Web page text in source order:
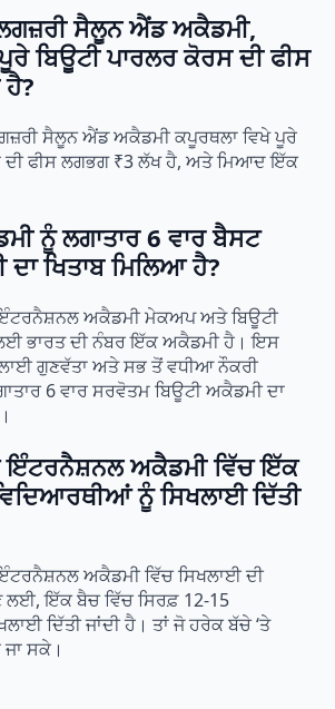
ਸੈਲੂਨ ਐਂਡ ਅਕੈਡਮੀ,
ਬਿਊਟੀ ਪਾਰਲਰ ਕੋਰਸ ਦੀ ਫੀਸ
ਸੈਲੂਨ ਐਂਡ ਅਕੈਡਮੀ ਕਪੂਰਥਲਾ ਵਿਖੇ ਪੂਰੇ
ਦੀ ਫੀਸ ਲਗਭਗ ₹3 ਲੱਖ ਹੈ, ਅਤੇ ਮਿਆਦ ਇੱਕ
ਨੂੰ ਲਗਾਤਾਰ 6 ਵਾਰ ਬੈਸਟ
ਖਿਤਾਬ ਮਿਲਿਆ ਹੈ?
ਅਕੈਡਮੀ ਮੇਕਅਪ ਅਤੇ ਬਿਊਟੀ
ਭਾਰਤ ਦੀ ਨੰਬਰ ਇੱਕ ਅਕੈਡਮੀ ਹੈ। ਇਸ
ਗੁਣਵੱਤਾ ਅਤੇ ਸਭ ਤੋਂ ਵਧੀਆ ਨੌਕਰੀ
6 ਵਾਰ ਸਰਵੋਤਮ ਬਿਊਟੀ ਅਕੈਡਮੀ ਦਾ
ਇੰਟਰਨੈਸ਼ਨਲ ਅਕੈਡਮੀ ਵਿੱਚ ਇੱਕ
ਨੂੰ ਸਿਖਲਾਈ ਦਿੱਤੀ
ਅਕੈਡਮੀ ਵਿੱਚ ਸਿਖਲਾਈ ਦੀ
ਲਈ, ਇੱਕ ਬੈਚ ਵਿੱਚ ਸਿਰਫ਼ 12-15
ਦਿੱਤੀ ਜਾਂਦੀ ਹੈ। ਤਾਂ ਜੋ ਹਰੇਕ ਬੱਚੇ ‘ਤੇ
ਸਕੇ।